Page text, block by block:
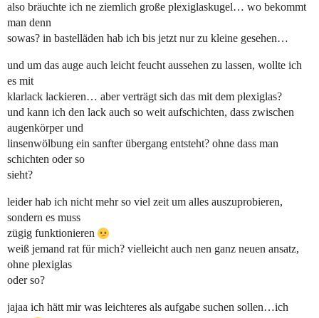
also bräuchte ich ne ziemlich große plexiglaskugel… wo bekommt
man denn
sowas? in bastelläden hab ich bis jetzt nur zu kleine gesehen…
und um das auge auch leicht feucht aussehen zu lassen, wollte ich
es mit
klarlack lackieren… aber verträgt sich das mit dem plexiglas?
und kann ich den lack auch so weit aufschichten, dass zwischen
augenkörper und
linsenwölbung ein sanfter übergang entsteht? ohne dass man
schichten oder so
sieht?
leider hab ich nicht mehr so viel zeit um alles auszuprobieren,
sondern es muss
zügig funktionieren
weiß jemand rat für mich? vielleicht auch nen ganz neuen ansatz,
ohne plexiglas
oder so?
jajaa ich hätt mir was leichteres als aufgabe suchen sollen…ich